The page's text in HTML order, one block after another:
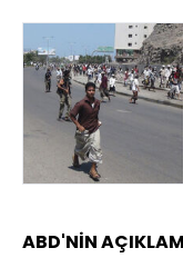
ABD'NİN